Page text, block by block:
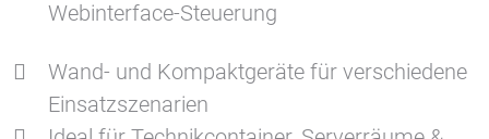
Webinterface-Steuerung
Wand- und Kompaktgeräte für verschiedene
Einsatzszenarien